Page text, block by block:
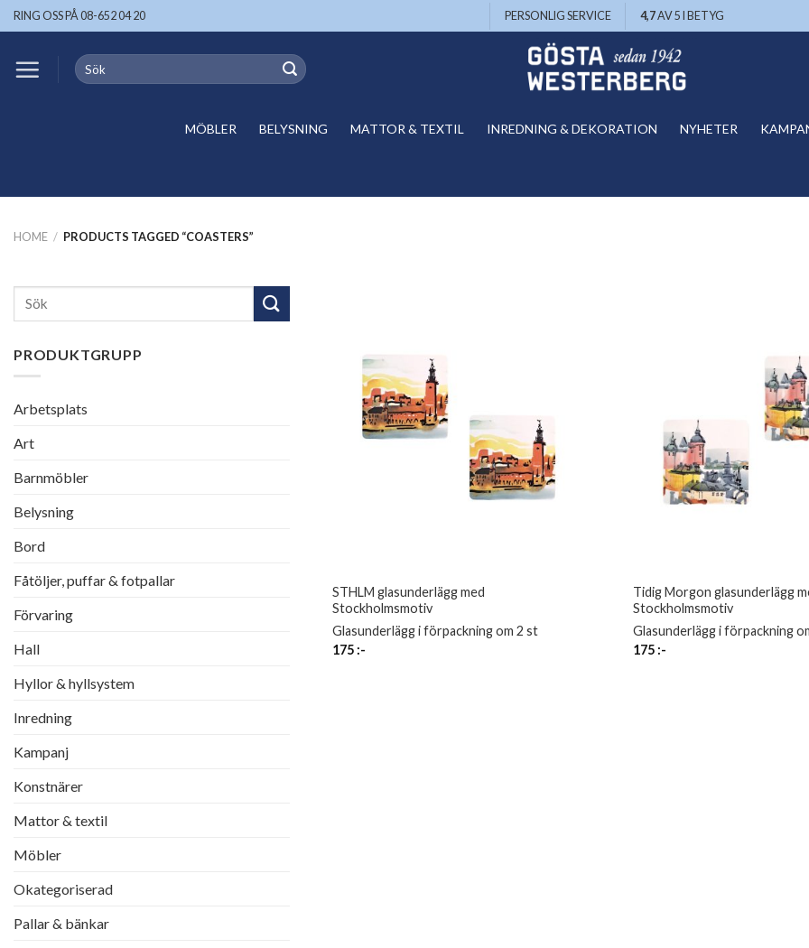
Skip
to
RING OSS PÅ 08-652 04 20 PERSONLIG SERVICE 4,7AV 5 I BETYG
Search
for:
MÖBLER BELYSNING MATTOR & TEXTIL INREDNING & DEKORATION NYHETER
HOME / PRODUCTS TAGGED “COASTERS”
Search
PRODUKTGRUPP
Arbetsplats
Art
Barnmöbler
Belysning
Bord
Fåtöljer, puffar & fotpallar
Förvaring
Hall
Hyllor & hyllsystem
Inredning
Kampanj
Konstnärer
Mattor & textil
Möbler
Okategoriserad
Pallar & bänkar
STHLM glasunderlägg med
Stockholmsmotiv
Glasunderlägg i förpackning om 2 st
175 :-
Tidig Morgon glasunderlägg
Stockholmsmotiv
Glasunderlägg i förpackning
175 :-